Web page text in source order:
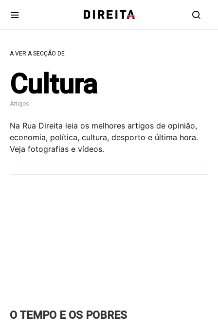
A VER A SECÇÃO DE
Cultura
Artigos
Na Rua Direita leia os melhores artigos de opinião,
economia, política, cultura, desporto e última hora.
Veja fotografias e vídeos.
O TEMPO E OS POBRES